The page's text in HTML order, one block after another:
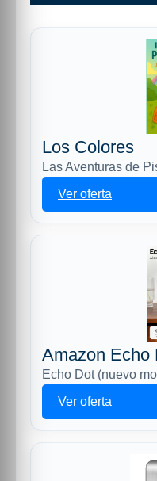
Los Colores
Las Aventuras de
Ver oferta
Amazon Echo
Echo Dot (nuevo
Ver oferta